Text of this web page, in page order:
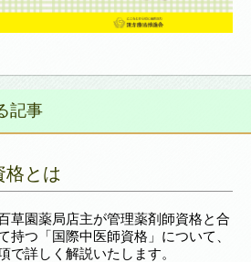
記事
格とは
草園薬局店主が管理薬剤師資格と合
持つ「国際中医師資格」について、
で詳しく解説いたします。